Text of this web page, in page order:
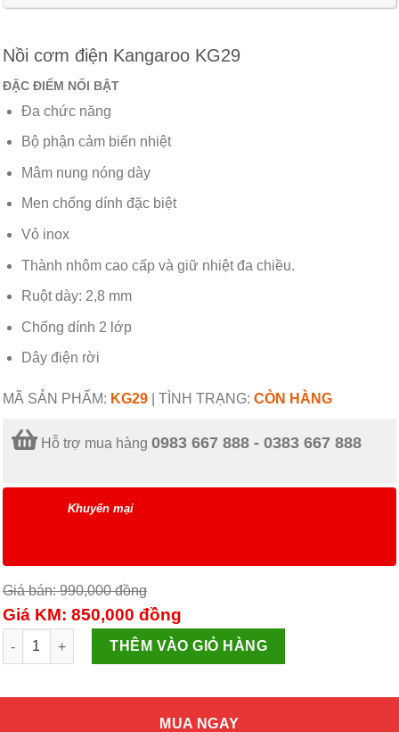
Nồi cơm điện Kangaroo KG29
ĐẶC ĐIỂM NỔI BẬT
Đa chức năng
Bộ phận cảm biến nhiệt
Mâm nung nóng dày
Men chống dính đặc biệt
Vỏ inox
Thành nhôm cao cấp và giữ nhiệt đa chiều.
Ruột dày: 2,8 mm
Chống dính 2 lớp
Dây điện rời
MÃ SẢN PHẨM: KG29 TÌNH TRẠNG: CÒN HÀNG
Hỗ trợ mua hàng 0983 667 888 - 0383 667 888
Khuyến mại
Giá bán: 990,000đồng
Giá KM: 850,000 đồng
Nồi cơm điện Kangaroo KG29 số lượng
THÊM VÀO GIỎ HÀNG
MUA NGAY